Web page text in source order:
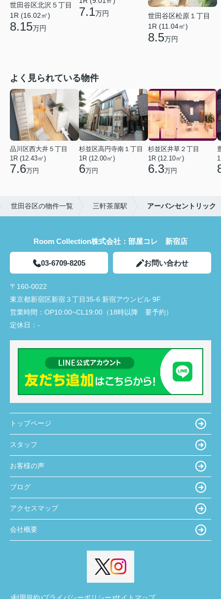
世田谷区北沢５丁目
1R (16.02㎡)
8.15万円
7.1万円
世田谷区松原１丁目
1R (11.04㎡)
8.5万円
よく見られている物件
品川区西大井５丁目
1R (12.43㎡)
7.6万円
杉並区高円寺南１丁目
1R (12.00㎡)
6万円
杉並区井草２丁目
1R (12.10㎡)
6.3万円
世田谷区の物件一覧 三軒茶屋駅 アーバンセントリック
Room Collection株式会社：部屋コレ 新宿店
03-6709-8205 お問い合わせ
〒160-0022
東京都新宿区新宿３丁目35-6 新宿アウンビル 9F
営業時間： OP10:00~CL19:00（18時以降 要予約）
定休日： -
トップページ
スタッフ
お客様の声
ブログ
アクセスマップ
会社概要
利用規約 プライバシーポリシー サイトマップ